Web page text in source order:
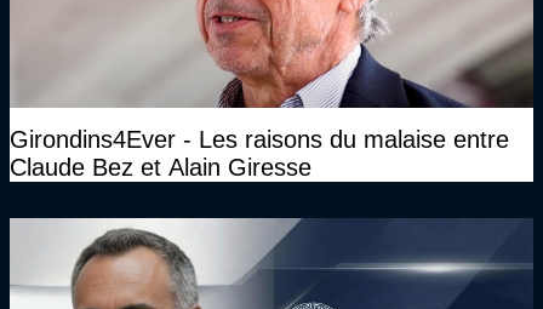
Girondins4Ever - Les raisons du malaise entre
Claude Bez et Alain Giresse